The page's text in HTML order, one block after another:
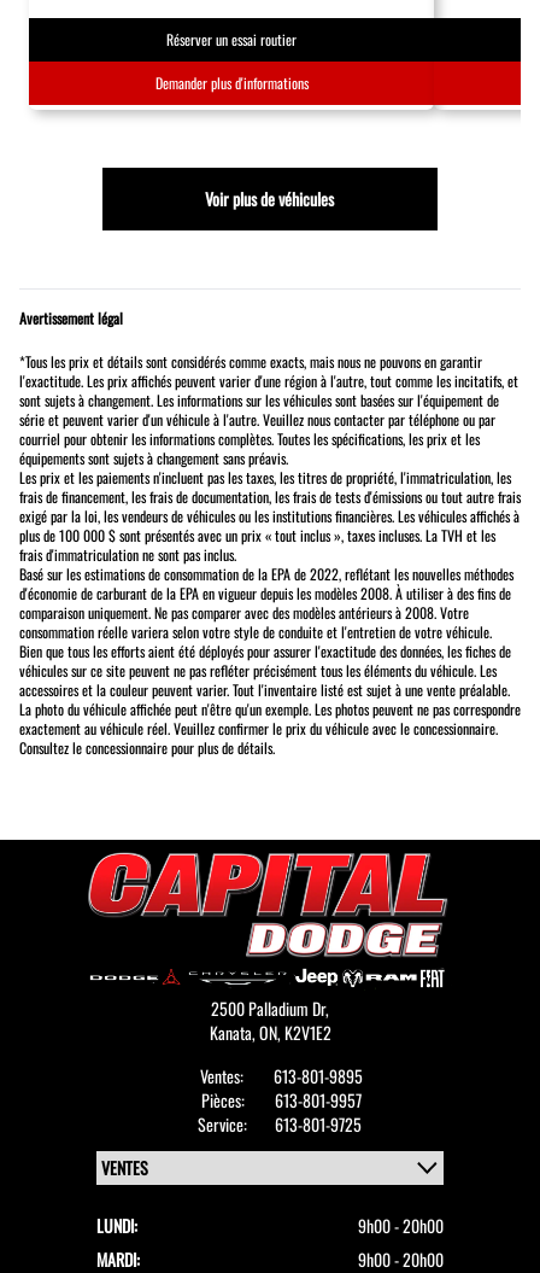
Réserver un essai routier
Demander plus d'informations
Voir plus de véhicules
Avertissement légal
*Tous les prix et détails sont considérés comme exacts, mais nous ne pouvons en garantir
l'exactitude. Les prix affichés peuvent varier d'une région à l'autre, tout comme les incitatifs, et
sont sujets à changement. Les informations sur les véhicules sont basées sur l'équipement de
série et peuvent varier d'un véhicule à l'autre. Veuillez nous contacter par téléphone ou par
courriel pour obtenir les informations complètes. Toutes les spécifications, les prix et les
équipements sont sujets à changement sans préavis.
Les prix et les paiements n'incluent pas les taxes, les titres de propriété, l'immatriculation, les
frais de financement, les frais de documentation, les frais de tests d'émissions ou tout autre frais
exigé par la loi, les vendeurs de véhicules ou les institutions financières. Les véhicules affichés à
plus de 100 000 $ sont présentés avec un prix « tout inclus », taxes incluses. La TVH et les
frais d'immatriculation ne sont pas inclus.
Basé sur les estimations de consommation de la EPA de 2022, reflétant les nouvelles méthodes
d'économie de carburant de la EPA en vigueur depuis les modèles 2008. À utiliser à des fins de
comparaison uniquement. Ne pas comparer avec des modèles antérieurs à 2008. Votre
consommation réelle variera selon votre style de conduite et l'entretien de votre véhicule.
Bien que tous les efforts aient été déployés pour assurer l'exactitude des données, les fiches de
véhicules sur ce site peuvent ne pas refléter précisément tous les éléments du véhicule. Les
accessoires et la couleur peuvent varier. Tout l'inventaire listé est sujet à une vente préalable.
La photo du véhicule affichée peut n'être qu'un exemple. Les photos peuvent ne pas correspondre
exactement au véhicule réel. Veuillez confirmer le prix du véhicule avec le concessionnaire.
Consultez le concessionnaire pour plus de détails.
2500 Palladium Dr,
Kanata,ON, K2V1E2
Ventes:
613-801-9895
Pièces:
613-801-9957
Service:
613-801-9725
LUNDI:
9h00 - 20h00
MARDI:
9h00 - 20h00